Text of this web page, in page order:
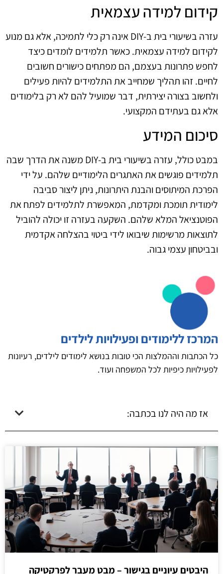
קידום למידה עצמאית
עזרה בשיעורי בית ב-DIY אינה רק כלי לתמיכה, אלא גם מנוע
לקידום למידה עצמאית. כאשר תלמידים לומדים כיצד
לחפש פתרונות בעצמם, הם מפתחים כישורים חשובים
לחיים. זהו תהליך שמחייב את התלמידים להיות פעילים
ולחשוב בצורה יצירתית, דבר שמועיל להם לא רק בלימודים
אלא גם בעתידם המקצועי.
סיכום המידע
במבט כולל, עזרה בשיעורי בית ב-DIY משנה את הדרך שבה
תלמידים פוגשים את האתגרים הלימודיים שלהם. על ידי
הפרכת המיתוסים והבנת היתרונות, ניתן ליצור סביבה
לימודית תומכת ומקדמת, המאפשרת לתלמידים לפתח את
הפוטנציאל המלא שלהם. השקעה בעזרה זו יכולה להוביל
לתוצאות מרשימות שיבואו לידי ביטוי בהצלחה אקדמית
ובביטחון עצמי גבוה.
המרכז ללימודים ופעילויות לילדים
כל הכתבות וההמלצות הכי טובות בנושא לימודים לילדים, רעיונות
לפעילויות כיפיות לכל המשפחה ועוד.
אז מה היה לנו בכתבה:
היבטים עיוניים בגישור – מבט מעבר לפרקטיקה